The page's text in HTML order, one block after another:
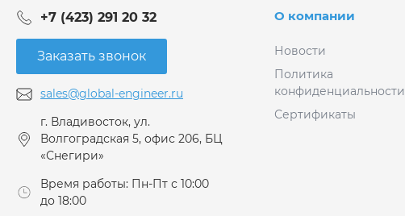
+7 (423) 291 20 32
Заказать звонок
sales@global-engineer.ru
г. Владивосток, ул.
Волгоградская 5, офис 206, БЦ
«Снегири»
Время работы: Пн-Пт с 10:00
до 18:00
О компании
Новости
Политика
конфиденциальности
Сертификаты